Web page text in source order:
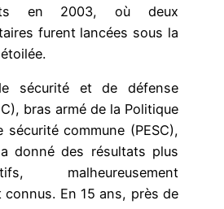
en 2003, où deux
furent lancées sous la
sécurité et de défense
bras armé de la Politique
sécurité commune (PESC),
donné des résultats plus
malheureusement
connus. En 15 ans, près de